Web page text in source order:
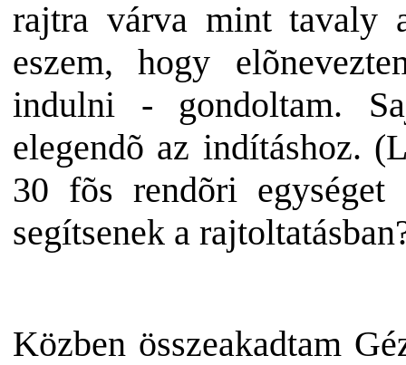
rajtra várva mint tavaly
eszem, hogy
indulni - gondoltam.
elegendõ az indításhoz.
30 fõs rendõri
segítsenek a
Közben összeakadtam